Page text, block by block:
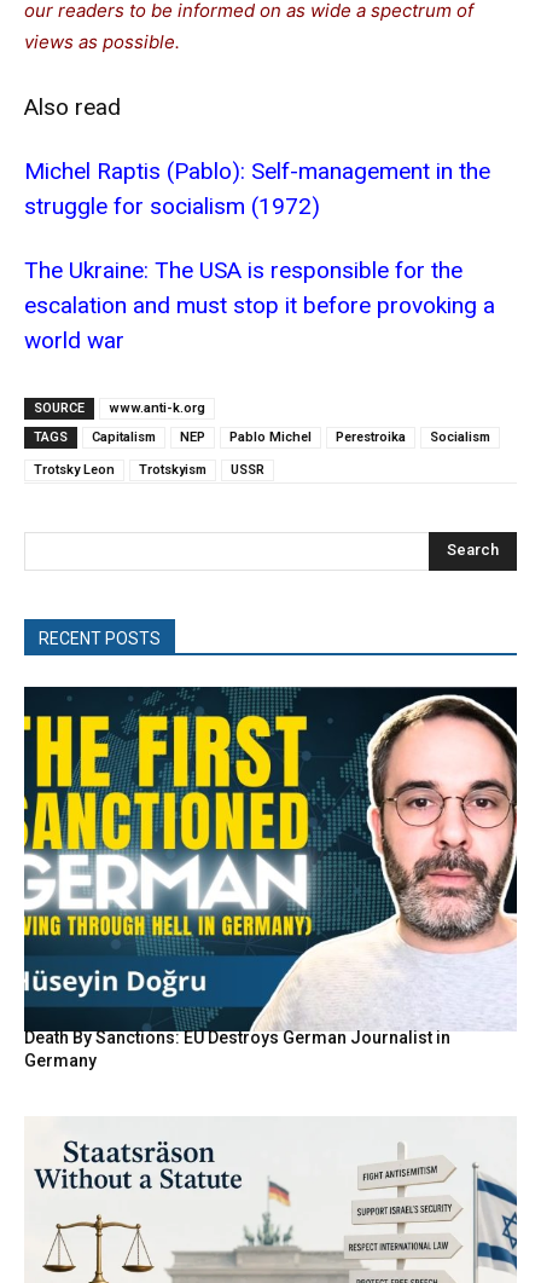
our readers to be informed on as wide a spectrum of
views as possible.
Also read
Michel Raptis (Pablo): Self-management in the
struggle for socialism (1972)
The Ukraine: The USA is responsible for the
escalation and must stop it before provoking a
world war
SOURCE
www.anti-k.org
TAGS
Capitalism NEP Pablo Michel Perestroika Socialism
Trotsky Leon Trotskyism USSR
Search
RECENT POSTS
Death By Sanctions: EU Destroys German Journalist in
Germany